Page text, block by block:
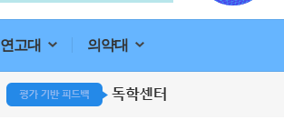
연고대 의약대